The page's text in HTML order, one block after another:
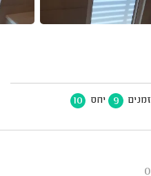
זמנים 9 יחס 10